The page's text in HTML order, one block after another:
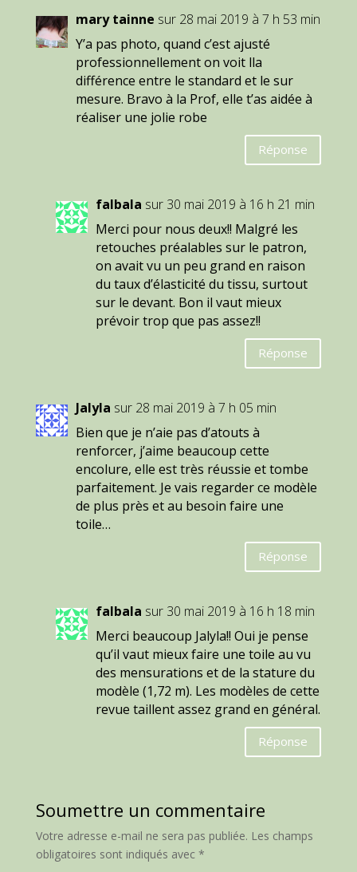
mary tainne sur 28 mai 2019 à 7 h 53 min
Y’a pas photo, quand c’est ajusté
professionnellement on voit lla
différence entre le standard et le sur
mesure. Bravo à la Prof, elle t’as aidée à
réaliser une jolie robe
Réponse
falbala sur 30 mai 2019 à 16 h 21 min
Merci pour nous deux!! Malgré les
retouches préalables sur le patron,
on avait vu un peu grand en raison
du taux d’élasticité du tissu, surtout
sur le devant. Bon il vaut mieux
prévoir trop que pas assez!!
Réponse
Jalyla sur 28 mai 2019 à 7 h 05 min
Bien que je n’aie pas d’atouts à
renforcer, j’aime beaucoup cette
encolure, elle est très réussie et tombe
parfaitement. Je vais regarder ce modèle
de plus près et au besoin faire une
toile…
Réponse
falbala sur 30 mai 2019 à 16 h 18 min
Merci beaucoup Jalyla!! Oui je pense
qu’il vaut mieux faire une toile au vu
des mensurations et de la stature du
modèle (1,72 m). Les modèles de cette
revue taillent assez grand en général.
Réponse
Soumettre un commentaire
Votre adresse e-mail ne sera pas publiée. Les champs
obligatoires sont indiqués avec *